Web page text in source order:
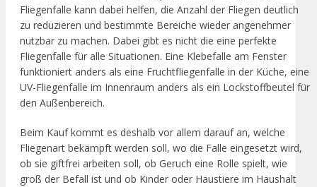
Fliegenfalle kann dabei helfen, die Anzahl der Fliegen deutlich
zu reduzieren und bestimmte Bereiche wieder angenehmer
nutzbar zu machen. Dabei gibt es nicht die eine perfekte
Fliegenfalle für alle Situationen. Eine Klebefalle am Fenster
funktioniert anders als eine Fruchtfliegenfalle in der Küche, eine
UV-Fliegenfalle im Innenraum anders als ein Lockstoffbeutel für
den Außenbereich.
Beim Kauf kommt es deshalb vor allem darauf an, welche
Fliegenart bekämpft werden soll, wo die Falle eingesetzt wird,
ob sie giftfrei arbeiten soll, ob Geruch eine Rolle spielt, wie
groß der Befall ist und ob Kinder oder Haustiere im Haushalt